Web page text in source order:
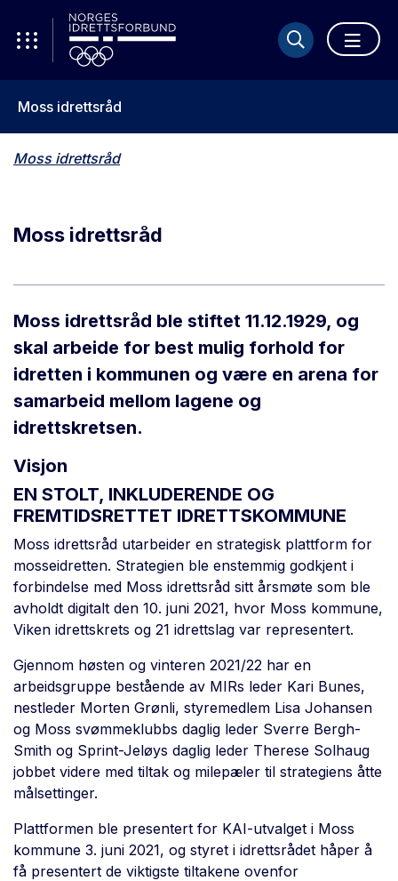
Moss idrettsråd
Moss idrettsråd
Moss idrettsråd
Moss idrettsråd ble stiftet 11.12.1929, og
skal arbeide for best mulig forhold for
idretten i kommunen og være en arena for
samarbeid mellom lagene og
idrettskretsen.
Visjon
EN STOLT, INKLUDERENDE OG
FREMTIDSRETTET IDRETTSKOMMUNE
Moss idrettsråd utarbeider en strategisk plattform for
mosseidretten. Strategien ble enstemmig godkjent i
forbindelse med Moss idrettsråd sitt årsmøte som ble
avholdt digitalt den 10. juni 2021, hvor Moss kommune,
Viken idrettskrets og 21 idrettslag var representert.
Gjennom høsten og vinteren 2021/22 har en
arbeidsgruppe bestående av MIRs leder Kari Bunes,
nestleder Morten Grønli, styremedlem Lisa Johansen
og Moss svømmeklubbs daglig leder Sverre Bergh-
Smith og Sprint-Jeløys daglig leder Therese Solhaug
jobbet videre med tiltak og milepæler til strategiens åtte
målsettinger.
Plattformen ble presentert for KAI-utvalget i Moss
kommune 3. juni 2021, og styret i idrettsrådet håper å
få presentert de viktigste tiltakene ovenfor